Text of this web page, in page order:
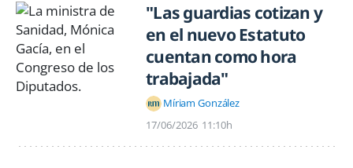
"Las guardias cotizan y
en el nuevo Estatuto
cuentan como hora
trabajada"
Míriam González
17/06/2026 11:10h